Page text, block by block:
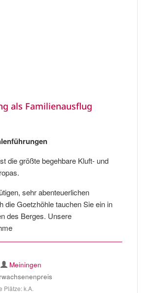
als Familienausflug
die größte begehbare Kluft- und
sehr abenteuerlichen
die Goetzhöhle tauchen Sie ein in
des Berges. Unsere
Meiningen
Plätze: k.A.